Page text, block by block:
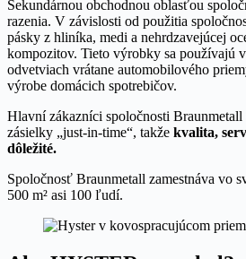
Sekundárnou obchodnou oblasťou
razenia. V závislosti od použitia
pásky z hliníka, medi a nehrdzavejúcej
kompozitov. Tieto výrobky sa používajú
odvetviach vrátane automobilového
výrobe domácich spotrebičov.
Hlavní zákazníci spoločnosti Braunmetall
zásielky „just-in-time“, takže kvalita,
dôležité.
Spoločnosť Braunmetall zamestnáva vo
500 m² asi 100 ľudí.